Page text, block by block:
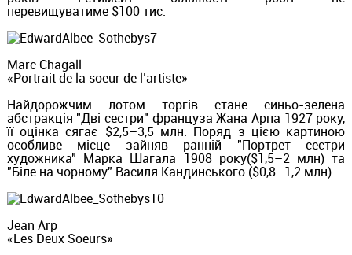
перевищуватиме $100 тис.
Marc Chagall
«Portrait de la soeur de l’artiste»
Найдорожчим лотом торгів стане синьо-зелена
абстракція "Дві сестри" француза Жана Арпа 1927 року,
її оцінка сягає $2,5–3,5 млн. Поряд з цією картиною
особливе місце зайняв ранній "Портрет сестри
художника" Марка Шагала 1908 року($1,5–2 млн) та
"Біле на чорному" Василя Кандинського ($0,8–1,2 млн).
Jean Arp
«Les Deux Soeurs»